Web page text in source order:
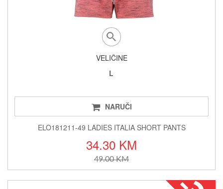
VELIČINE
L
NARUČI
ELO181211-49 LADIES ITALIA SHORT PANTS
34.30 KM
49.00 KM